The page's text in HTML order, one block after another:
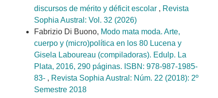
discursos de mérito y déficit escolar , Revista
Sophia Austral: Vol. 32 (2026)
Fabrizio Di Buono, Modo mata moda. Arte,
cuerpo y (micro)política en los 80 Lucena y
Gisela Laboureau (compiladoras). Edulp. La
Plata, 2016, 290 páginas. ISBN: 978-987-1985-
83- , Revista Sophia Austral: Núm. 22 (2018): 2º
Semestre 2018